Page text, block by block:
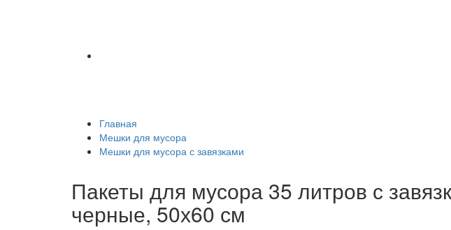
Главная
Мешки для мусора
Мешки для мусора с завязками
Пакеты для мусора 35 литров с
черные, 50х60 см